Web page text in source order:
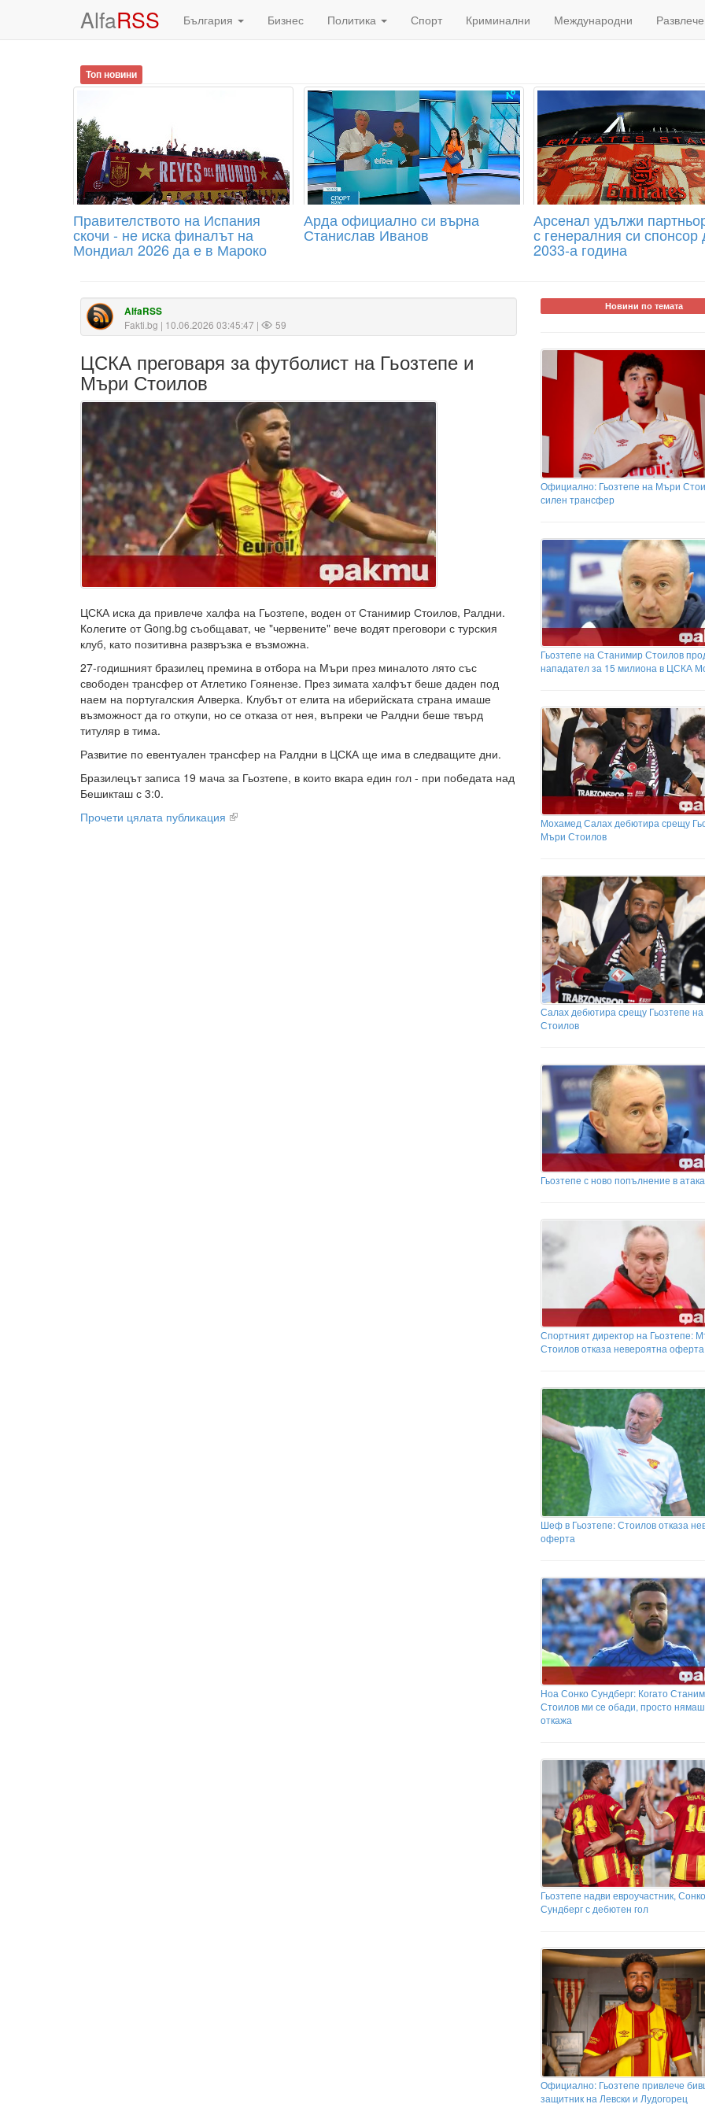
AlfaRSS България Бизнес Политика Спорт Криминални Международни
Топ новини
Правителството на Испания
скочи - не иска финалът на
Мондиал 2026 да е в Мароко
Арда официално си върна
Станислав Иванов
Арсенал удължи
с генералния си спонсор
2033-а година
AlfaRSS
Fakti.bg | 10.06.2026 03:45:47 | 59
ЦСКА преговаря за футболист на Гьозтепе и
Мъри Стоилов
ЦСКА иска да привлече халфа на Гьозтепе, воден от Станимир Стоилов, Ралдни.
Колегите от Gong.bg съобщават, че "червените" вече водят преговори с турския
клуб, като позитивна развръзка е възможна.
27-годишният бразилец премина в отбора на Мъри през миналото лято със
свободен трансфер от Атлетико Гоянензе. През зимата халфът беше даден под
наем на португалския Алверка. Клубът от елита на иберийската страна имаше
възможност да го откупи, но се отказа от нея, въпреки че Ралдни беше твърд
титуляр в тима.
Развитие по евентуален трансфер на Ралдни в ЦСКА ще има в следващите дни.
Бразилецът записа 19 мача за Гьозтепе, в които вкара един гол - при победата над
Бешикташ с 3:0.
Прочети цялата публикация
Новини по темата
Официално: Гьозтепе на Мъри
силен трансфер
Гьозтепе на Станимир Стоилов
нападател за 15 милиона в ЦСКА
Мохамед Салах дебютира срещу
Мъри Стоилов
Салах дебютира срещу Гьозтепе
Стоилов
Гьозтепе с ново попълнение в атака
Спортният директор на Гьозтепе:
Стоилов отказа невероятна оферта
Шеф в Гьозтепе: Стоилов отказа
оферта
Ноа Сонко Сундберг: Когато
Стоилов ми се обади, просто
откажа
Гьозтепе надви евроучастник, Сонко
Сундберг с дебютен гол
Официално: Гьозтепе привлече
защитник на Левски и Лудогорец